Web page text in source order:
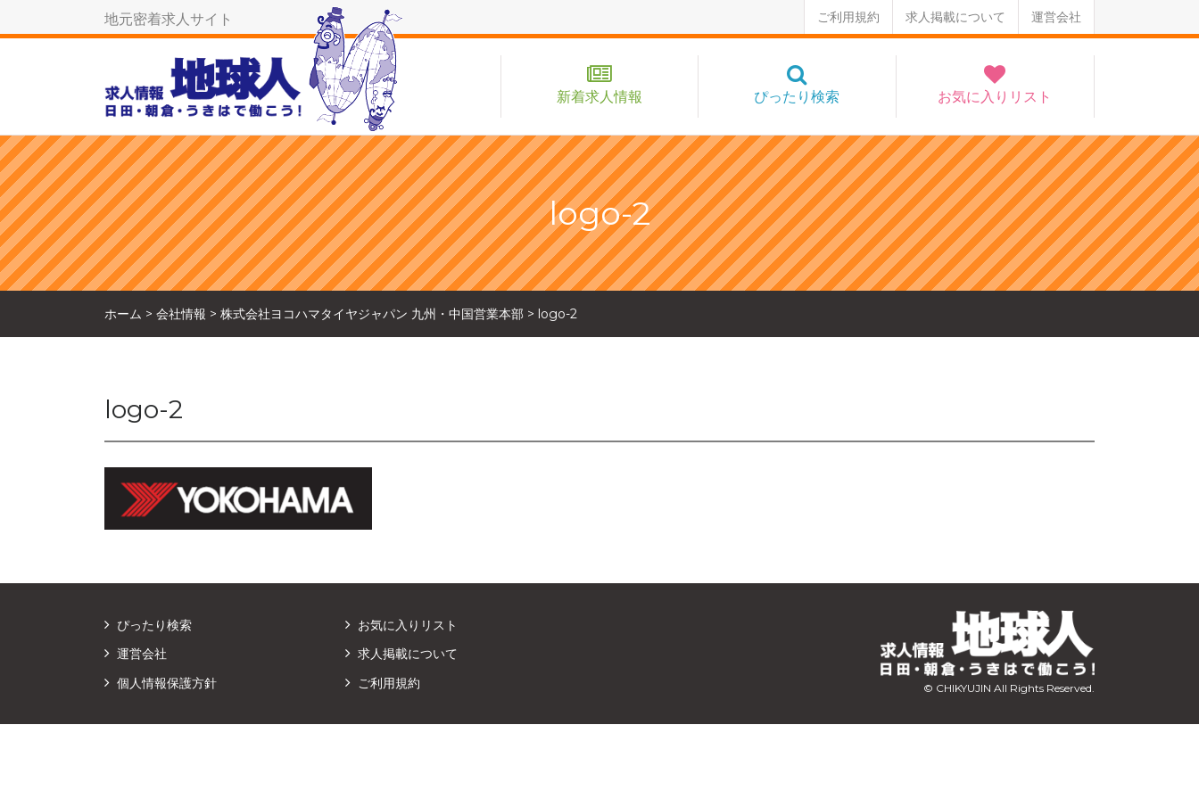
地元密着求人サイト ご利用規約 求人掲載について 運営会社
新着求人情報 ぴったり検索 お気に入りリスト
logo-2
ホーム > 会社情報 > 株式会社ヨコハマタイヤジャパン 九州・中国営業本部 > logo-2
logo-2
ぴったり検索
お気に入りリスト
運営会社
求人掲載について
個人情報保護方針
ご利用規約 © CHIKYUJIN All Rights Reserved.